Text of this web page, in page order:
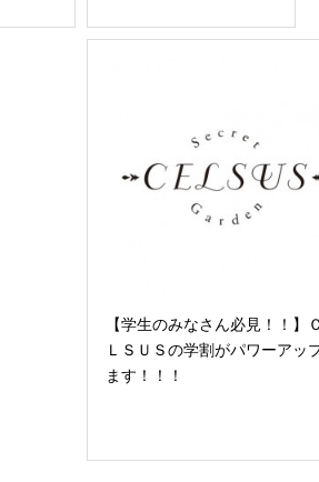
【学生のみなさん必見！！】
ＬＳＵＳの学割がパワーアッ
ます！！！